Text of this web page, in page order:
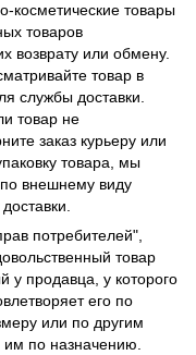
товары
товаров
возврату или обмену.
товар в
службы доставки.
товар не
заказ курьеру или
товара, мы
внешнему виду
потребителей",
товар
у продавца, у которого
его по
или по другим
по назначению.